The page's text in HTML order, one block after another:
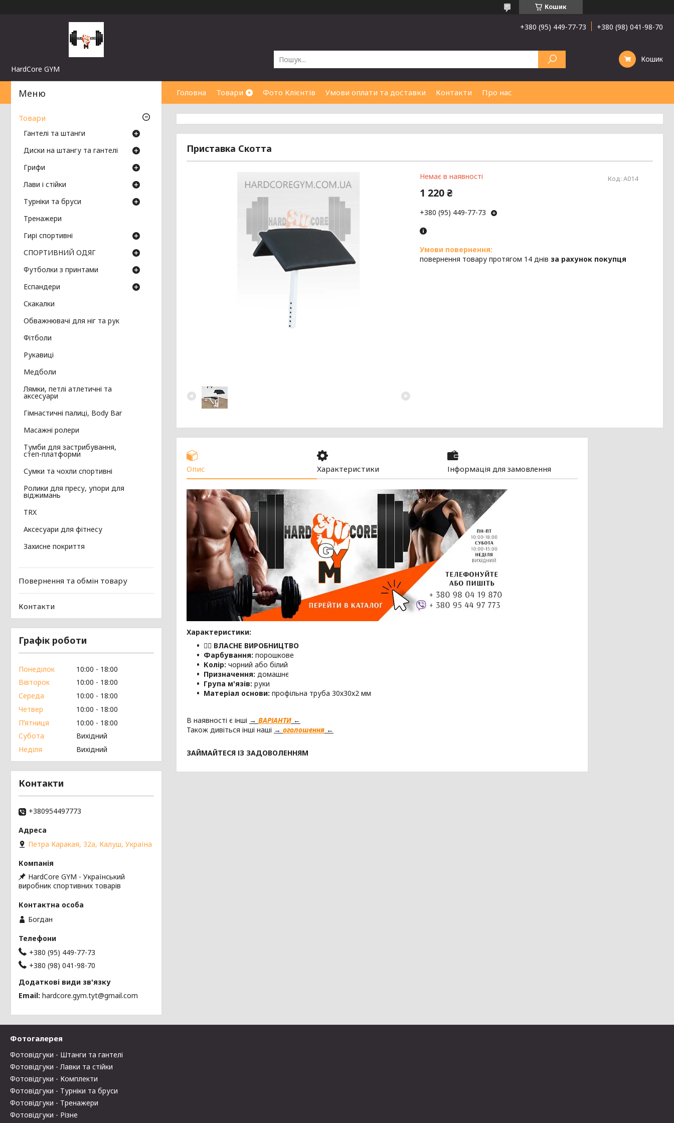
Кошик
HardCore GYM
+380 (95) 449-77-73 +380 (98) 041-98-70
Кошик
Головна Товари Фото Клієнтів Умови оплати та доставки Контакти Про нас
Приставка Скотта
Немає в наявності Код: А014
1 220 ₴
+380 (95) 449-77-73
повернення товару протягом 14 днів за рахунок покупця
Опис Характеристики Інформація для замовлення
Характеристики:
🏋️‍♂️ ВЛАСНЕ ВИРОБНИЦТВО
Фарбування: порошкове
Колір: чорний або білий
Призначення: домашнє
Група м'язів: руки
Матеріал основи: профільна труба 30х30х2 мм
В наявності є інші → ВАРІАНТИ ←
Також дивіться інші наші → оголошення ←
ЗАЙМАЙТЕСЯ ІЗ ЗАДОВОЛЕННЯМ
Товари
Гантелі та штанги
Диски на штангу та гантелі
Грифи
Лави і стійки
Турніки та бруси
Тренажери
Гирі спортивні
СПОРТИВНИЙ ОДЯГ
Футболки з принтами
Еспандери
Скакалки
Обважнювачі для ніг та рук
Фітболи
Рукавиці
Медболи
Лямки, петлі атлетичні та
аксесуари
Гімнастичні палиці, Body Bar
Масажні ролери
Тумби для застрибування,
степ-платформи
Сумки та чохли спортивні
Ролики для пресу, упори для
віджимань
TRX
Аксесуари для фітнесу
Захисне покриття
Повернення та обмін товару
Контакти
Графік роботи
Понеділок 10:00
18:00
Вівторок
10:00
18:00
Середа
10:00
18:00
Четвер
10:00
18:00
Пʼятниця
10:00
18:00
Субота
Вихідний
Неділя
Вихідний
Контакти
+380954497773
Петра Каракая, 32а, Калуш, Україна
HardCore GYM - Український
виробник спортивних товарів
Богдан
+380 (95) 449-77-73
+380 (98) 041-98-70
Email hardcore.gym.tyt@gmail.com
Фотогалерея
Фотовідгуки - Штанги та гантелі
Фотовідгуки - Лавки та стійки
Фотовідгуки - Комплекти
Фотовідгуки - Турніки та бруси
Фотовідгуки - Тренажери
Фотовідгуки - Різне